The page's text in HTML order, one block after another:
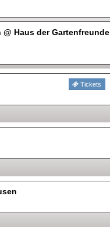
@ Haus der Gartenfreunde
Tickets